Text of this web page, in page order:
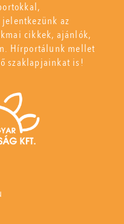
az
cikkek, ajánlók,
Hírportálunk mellet
szaklapjainkat is!